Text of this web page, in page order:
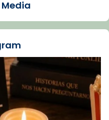
Fa gairebé
Companys, la
Vatican
news/2026-
papa-viaje-